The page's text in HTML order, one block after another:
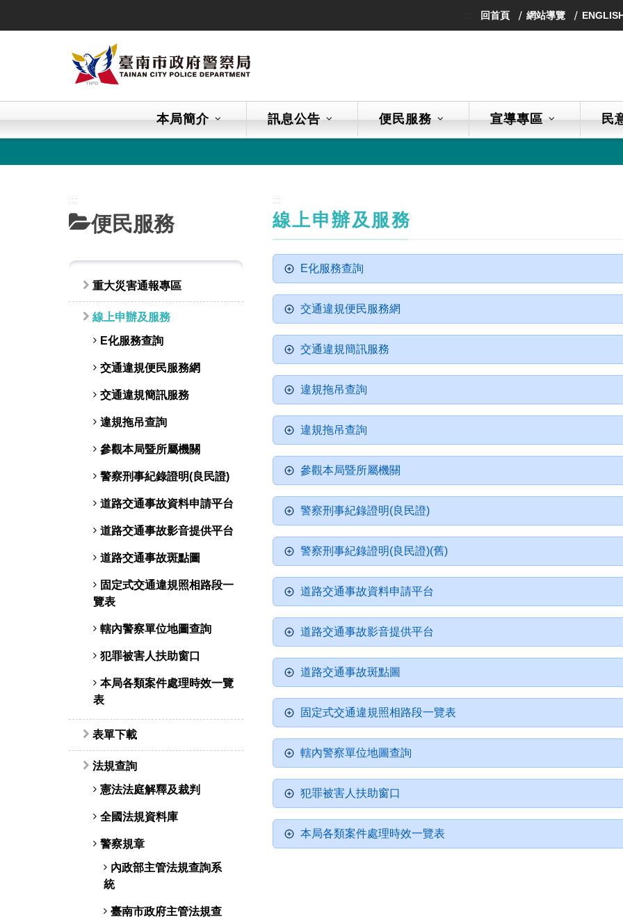
回首頁 網站導覽
本局簡介 訊息公告 便民服務 宣導專區 民
:::
便民服務
重大災害通報專區
線上申辦及服務
E化服務查詢
交通違規便民服務網
交通違規簡訊服務
違規拖吊查詢
參觀本局暨所屬機關
警察刑事紀錄證明(良民證)
道路交通事故資料申請平台
道路交通事故影音提供平台
道路交通事故斑點圖
固定式交通違規照相路段一
覽表
轄內警察單位地圖查詢
犯罪被害人扶助窗口
本局各類案件處理時效一覽
表
表單下載
法規查詢
憲法法庭解釋及裁判
全國法規資料庫
警察規章
內政部主管法規查詢系
統
臺南市政府主管法規查
:::
線上申辦及服務
E化服務查詢
交通違規便民服務網
交通違規簡訊服務
違規拖吊查詢
違規拖吊查詢
參觀本局暨所屬機關
警察刑事紀錄證明(良民證)
警察刑事紀錄證明(良民證)(舊)
道路交通事故資料申請平台
道路交通事故影音提供平台
道路交通事故斑點圖
固定式交通違規照相路段一覽表
轄內警察單位地圖查詢
犯罪被害人扶助窗口
本局各類案件處理時效一覽表